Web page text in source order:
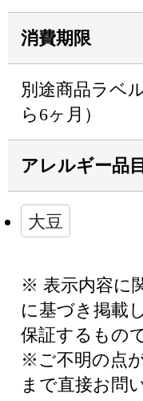
消費期限
別途商品ラベ
ら6ヶ月）
アレルギー品目
大豆
※ 表示内容に
に基づき掲載
保証するもの
※ご不明の点
まで直接お問